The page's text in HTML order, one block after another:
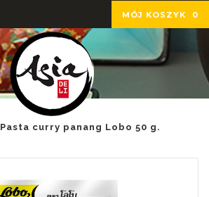
MÓJ KOSZYK 0
Pasta curry panang Lobo 50 g.